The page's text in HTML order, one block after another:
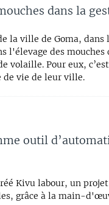
dans la
la ville de Goma,
l'élevage des
volaille. Pour eux,
de vie de leur ville.
outil
Kivu labour, un
grâce à la main-